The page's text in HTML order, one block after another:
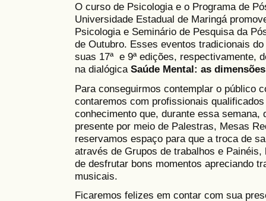
O curso de Psicologia e o Programa de
Universidade Estadual de Maringá
Psicologia e Seminário de Pesquisa da
de Outubro. Esses eventos tradicionais
suas 17ª e 9ª edições, respectivamente,
na dialógica Saúde Mental: as
Para conseguirmos contemplar o público
contaremos com profissionais
conhecimento que, durante essa
presente por meio de Palestras, Mesas
reservamos espaço para que a troca de
através de Grupos de trabalhos e
de desfrutar bons momentos apreciando
musicais.
Ficaremos felizes em contar com sua